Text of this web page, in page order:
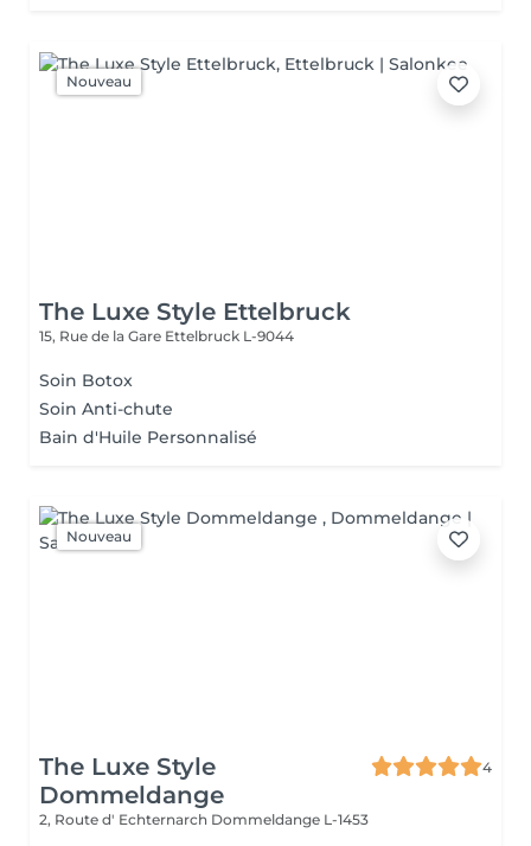
Nouveau
The Luxe Style Ettelbruck
15, Rue de la Gare Ettelbruck L-9044
Soin Botox
Soin Anti-chute
Bain d'Huile Personnalisé
Nouveau
The Luxe Style
Dommeldange
4
2, Route d' Echternarch Dommeldange L-1453